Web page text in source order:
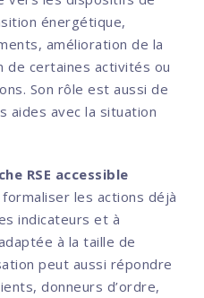
énergétique,
amélioration de la
de certaines activités ou
Son rôle est aussi de
aides avec la situation
RSE accessible
les actions déjà
indicateurs et à
à la taille de
peut aussi répondre
donneurs d’ordre,